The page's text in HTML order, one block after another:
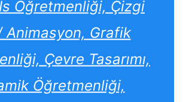
Öğretmenliği, Çizgi
Animasyon, Grafik
Çevre Tasarımı,
Öğretmenliği,